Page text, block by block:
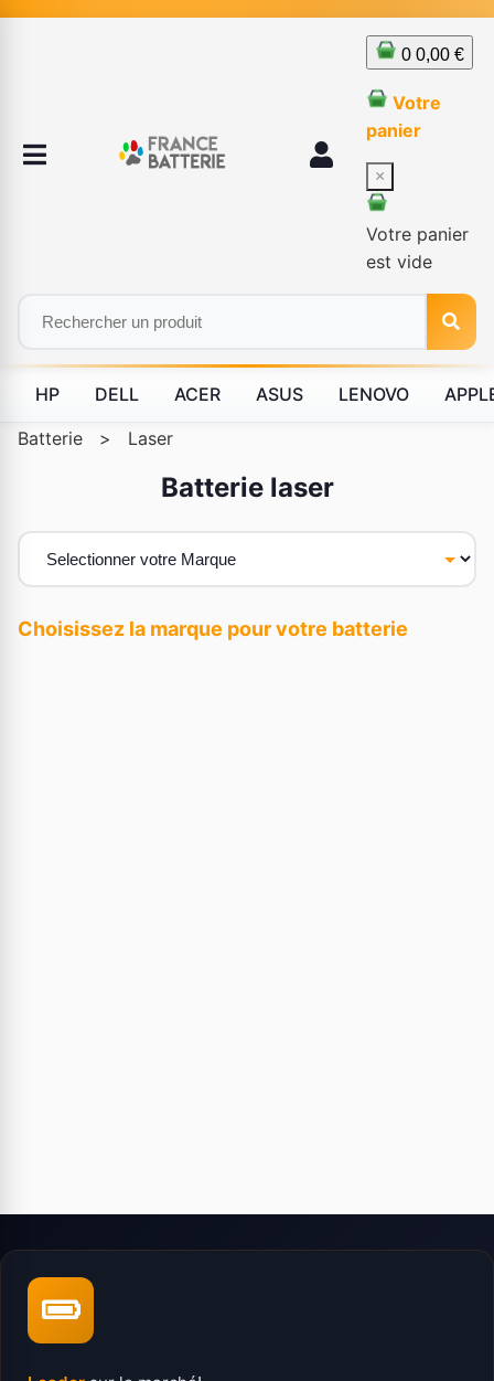
0 0,00 €
Votre
panier
×
Votre panier
est vide
HP DELL ACER ASUS LENOVO
Batterie > Laser
Batterie laser
Choisissez la marque pour votre batterie